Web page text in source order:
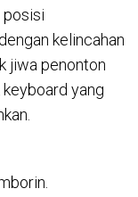
posisi
kelincahan
jiwa penonton
yang